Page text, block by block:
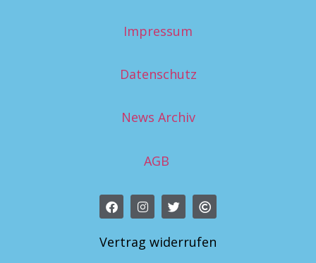
Impressum
Datenschutz
News Archiv
AGB
Vertrag widerrufen